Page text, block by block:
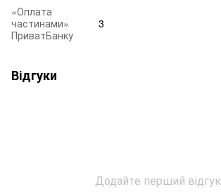
«Оплата
частинами»
ПриватБанку
3
Відгуки
Додайте перший відгук